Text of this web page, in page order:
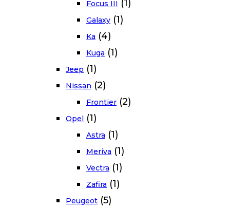
Focus III (1)
Galaxy (1)
Ka (4)
Kuga (1)
Jeep (1)
Nissan (2)
Frontier (2)
Opel (1)
Astra (1)
Meriva (1)
Vectra (1)
Zafira (1)
Peugeot (5)